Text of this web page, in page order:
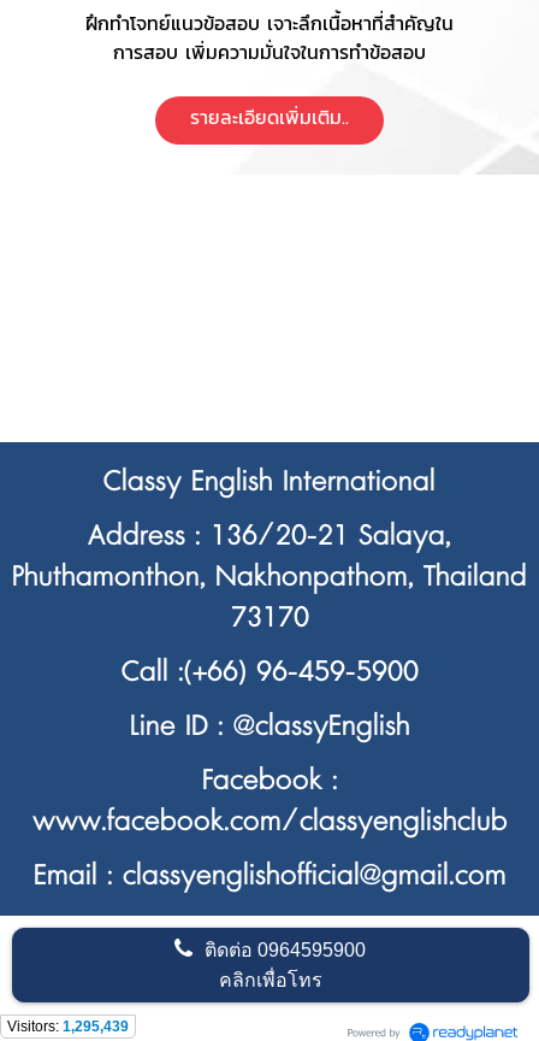
ฝึกทำโจทย์แนวข้อสอบ เจาะลึกเนื้อหาที่สำคัญใน
การสอบ เพิ่มความมั่นใจในการทำข้อสอบ
รายละเอียดเพิ่มเติม..
Classy English International
Address : 136/20-21 Salaya,
Phuthamonthon, Nakhonpathom, Thailand
73170
Call :(+66) 96-459-5900
Line ID : @classyEnglish
Facebook :
www.facebook.com/classyenglishclub
Email : classyenglishofficial@gmail.com
ติดต่อ0964595900
คลิกเพื่อโทร
Visitors: 1,295,439